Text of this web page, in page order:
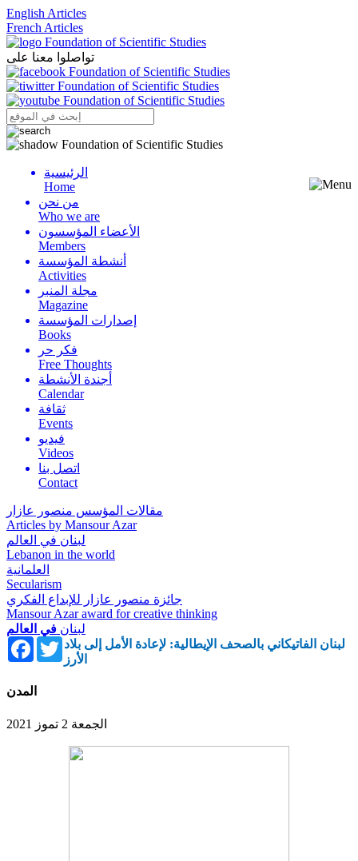
English Articles
French Articles
تواصلوا معنا على
Menu
الرئيسية
Home
من نحن
Who we are
الأعضاء المؤسسون
Members
أنشطة المؤسسة
Activities
مجلة المنبر
Magazine
إصدارات المؤسسة
Books
فكر حر
Free Thoughts
أجندة الأنشطة
Calendar
ثقافة
Events
فيديو
Videos
اتصل بنا
Contact
مقالات المؤسس منصور عازار
Articles by Mansour Azar
لبنان في العالم
Lebanon in the world
العلمانية
Secularism
جائزة منصور عازار للإبداع الفكري
Mansour Azar award for creative thinking
لبنان في العالم
FacebookTwitter
لبنان الفاتيكاني بالصحف الإيطالية: لإعادة الأمل إلى بلاد
الأرز
المدن
الجمعة 2 تموز 2021